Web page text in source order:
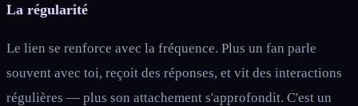
La régularité
Le lien se renforce avec la fréquence. Plus un fan parle
souvent avec toi, reçoit des réponses, et vit des interactions
régulières — plus son attachement s'approfondit. C'est un